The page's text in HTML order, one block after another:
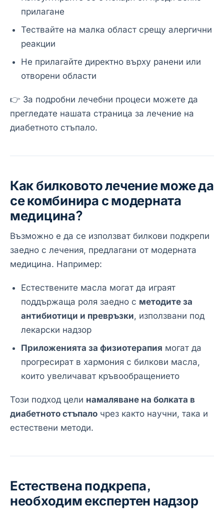
прилагане
Тествайте на малка област срещу алергични
реакции
Не прилагайте директно върху ранени или
отворени области
👉 За подробни лечебни процеси можете да
прегледате нашата страница за лечение на
диабетното стъпало.
Как билковото лечение може да
се комбинира с модерната
медицина?
Възможно е да се използват билкови подкрепи
заедно с лечения, предлагани от модерната
медицина. Например:
Естествените масла могат да играят
поддържаща роля заедно с методите за
антибиотици и превръзки, използвани под
лекарски надзор
Приложенията за физиотерапия могат да
прогресират в хармония с билкови масла,
които увеличават кръвообращението
Този подход цели намаляване на болката в
диабетното стъпало чрез както научни, така и
естествени методи.
Естествена подкрепа,
необходим експертен надзор